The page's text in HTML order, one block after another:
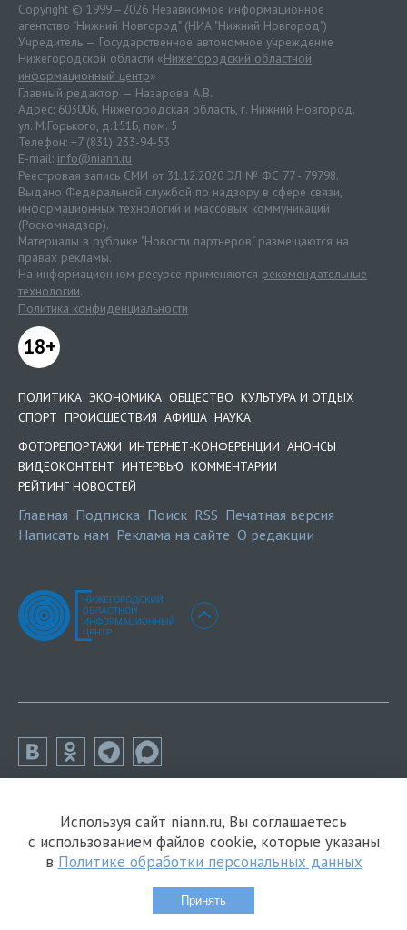
Copyright © 1999—2026 Независимое информационное
агентство "Нижний Новгород" (НИА "Нижний Новгород")
Учредитель — Государственное автономное учреждение
Нижегородской области «Нижегородский областной
информационный центр»
Главный редактор — Назарова А.В.
Адрес: 603006, Нижегородская область, г. Нижний Новгород.
ул. М.Горького, д.151Б, пом. 5
Телефон: +7 (831) 233-94-53
E-mail: info@niann.ru
Реестровая запись СМИ от 31.12.2020 ЭЛ № ФС 77 - 79798.
Выдано Федеральной службой по надзору в сфере связи,
информационных технологий и массовых коммуникаций
(Роскомнадзор).
Материалы в рубрике "Новости партнеров" размещаются на
правах рекламы.
На информационном ресурсе применяются рекомендательные
технологии.
Политика конфиденциальности
18+
ПОЛИТИКА ЭКОНОМИКА ОБЩЕСТВО КУЛЬТУРА И ОТДЫХ
СПОРТ ПРОИСШЕСТВИЯ АФИША НАУКА
ФОТОРЕПОРТАЖИ ИНТЕРНЕТ-КОНФЕРЕНЦИИ АНОНСЫ
ВИДЕОКОНТЕНТ ИНТЕРВЬЮ КОММЕНТАРИИ
РЕЙТИНГ НОВОСТЕЙ
Главная Подписка Поиск RSS Печатная версия
Написать нам Реклама на сайте О редакции
Используя сайт niann.ru, Вы соглашаетесь
с использованием файлов cookie, которые указаны
в Политике обработки персональных данных
Принять